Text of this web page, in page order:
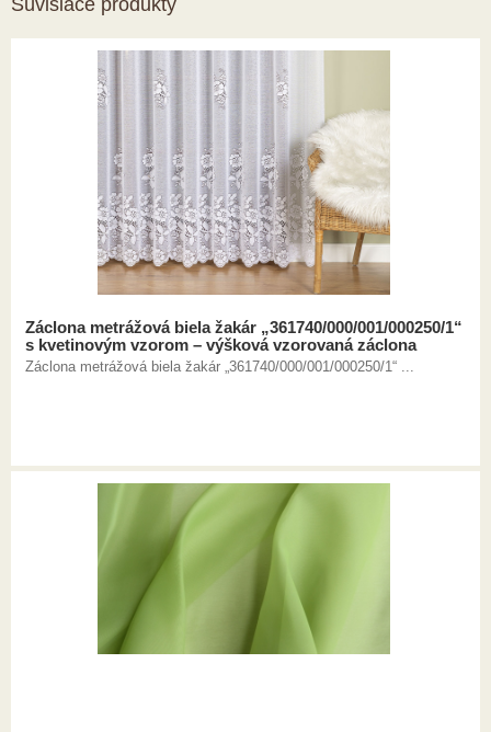
Súvisiace produkty
Záclona metrážová biela žakár „361740/000/001/000250/1“
s kvetinovým vzorom – výšková vzorovaná záclona
Záclona metrážová biela žakár „361740/000/001/000250/1“ ...